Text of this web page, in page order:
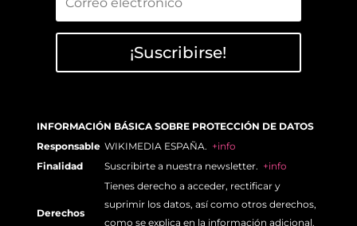
¡Suscribirse!
INFORMACIÓN BÁSICA SOBRE PROTECCIÓN DE DATOS
Responsable WIKIMEDIA ESPAÑA. +info
Finalidad
Suscribirte a nuestra newsletter. +info
Derechos
Tienes derecho a acceder, rectificar y
suprimir los datos, así como otros derechos,
como se explica en la información adicional.